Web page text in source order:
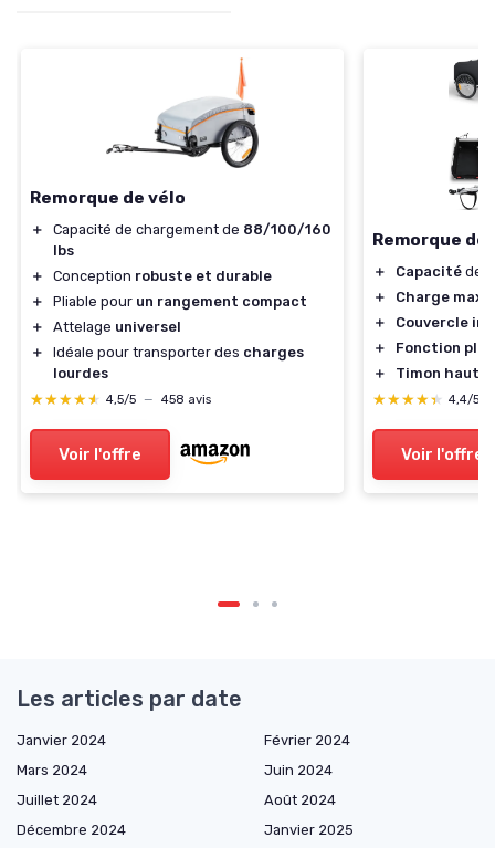
Remorque de vélo
＋ Capacité de chargement de 88/100/160
lbs
＋
Conception robuste et durable
＋
Pliable pour un rangement compact
＋
Attelage universel
＋
Idéale pour transporter des charges
lourdes
★★★★★
★★★★★ 4,5/5 — 458 avis
Voir l'offre
Remorque de
＋ Capacité de
＋
Charge
＋
Couvercle
＋
Fonction
＋
Timon haut
★★★★★
★★★★★ 4,4/5
Voir l'offre
Les articles par date
Janvier 2024
Février 2024
Mars 2024
Juin 2024
Juillet 2024
Août 2024
Décembre 2024
Janvier 2025